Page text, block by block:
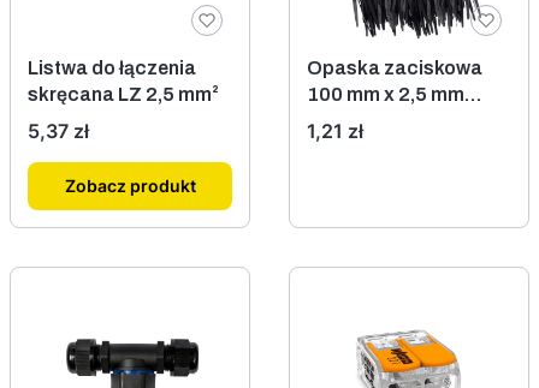
Listwa do łączenia
skręcana LZ 2,5 mm²
Cena
5,37 zł
Zobacz produkt
Opaska zaciskowa
100 mm x 2,5 mm
czarna 100szt.
Cena
1,21 zł